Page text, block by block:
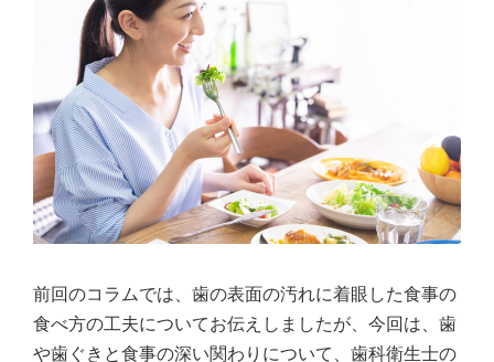
前回のコラムでは、歯の表面の汚れに着眼した食事の
食べ方の工夫についてお伝えしましたが、今回は、歯
や歯ぐきと食事の深い関わりについて、歯科衛生士の